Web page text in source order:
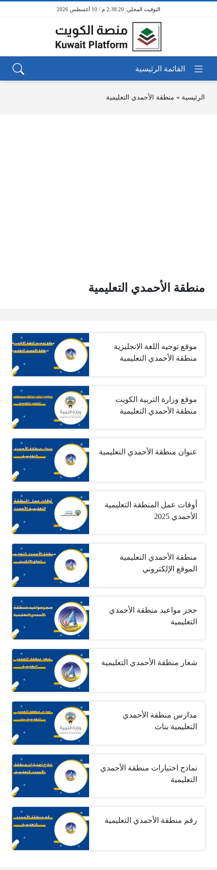
2:38:20 م / 10 أغسطس 2026
الرئيسية » منطقة الأحمدي التعليمية
منطقة الأحمدي التعليمية
موقع توجيه اللغة الانجليزية
منطقة الأحمدي التعليمية
موقع وزارة التربية الكويت
منطقة الأحمدي التعليمية
عنوان منطقة الأحمدي التعليمية
أوقات عمل المنطقة التعليمية
الأحمدي 2025
منطقة الأحمدي التعليمية
الموقع الإلكتروني
حجز مواعيد منطقة الأحمدي
التعليمية
شعار منطقة الأحمدي التعليمية
مدارس منطقة الأحمدي
التعليمية بنات
نماذج اختبارات منطقة الأحمدي
التعليمية
رقم منطقة الأحمدي التعليمية